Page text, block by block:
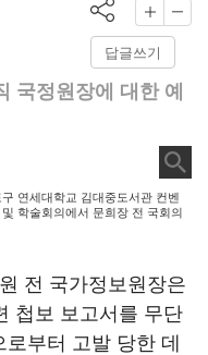
답글쓰기
국정원장에 대한 예
연세대학교 김대중도서관 컨벤
학술회의에서 문희장 전 국회의
전 국가정보원장은
첩보 보고서를 무단
부터 고발 당한 데